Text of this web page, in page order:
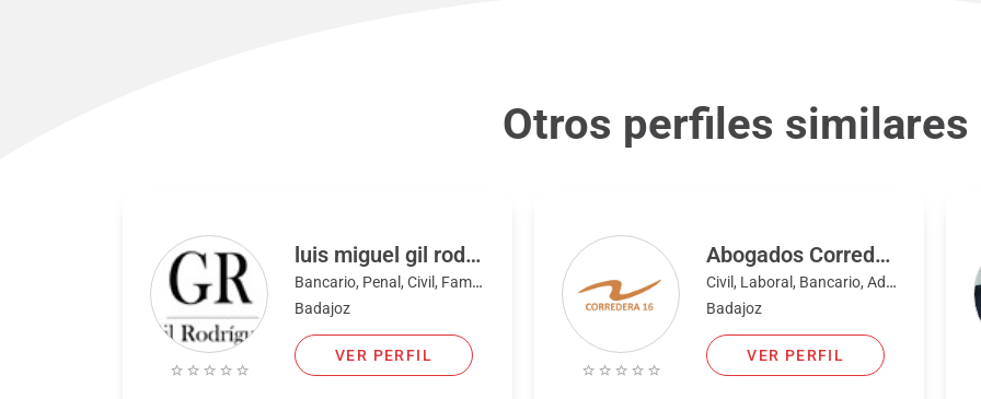
Otros perfiles similares
luis miguel gil rodriguez
Bancario, Penal, Civil, Familia
Badajoz
VER PERFIL
Abogados Corredera 16
Civil, Laboral, Bancario, Administrativo, Familia, Penal, Fiscal, Mercantil, Extranjería y nacionalidad, Internacional
Badajoz
VER PERFIL